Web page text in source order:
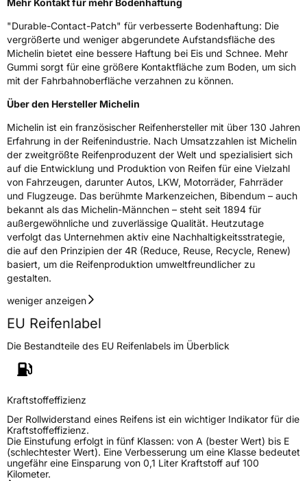
Ferrand Frankreich, contact@tc.michelin.eu
Mehr Kontakt für mehr Bodenhaftung
"Durable-Contact-Patch" für verbesserte Bodenhaftung: Die
vergrößerte und weniger abgerundete Aufstandsfläche des
Michelin bietet eine bessere Haftung bei Eis und Schnee. Mehr
Gummi sorgt für eine größere Kontaktfläche zum Boden, um sich
mit der Fahrbahnoberfläche verzahnen zu können.
Über den Hersteller Michelin
Michelin ist ein französischer Reifenhersteller mit über 130 Jahren
Erfahrung in der Reifenindustrie. Nach Umsatzzahlen ist Michelin
der zweitgrößte Reifenproduzent der Welt und spezialisiert sich
auf die Entwicklung und Produktion von Reifen für eine Vielzahl
von Fahrzeugen, darunter Autos, LKW, Motorräder, Fahrräder
und Flugzeuge. Das berühmte Markenzeichen, Bibendum – auch
bekannt als das Michelin-Männchen – steht seit 1894 für
außergewöhnliche und zuverlässige Qualität. Heutzutage
verfolgt das Unternehmen aktiv eine Nachhaltigkeitsstrategie,
die auf den Prinzipien der 4R (Reduce, Reuse, Recycle, Renew)
basiert, um die Reifenproduktion umweltfreundlicher zu
gestalten.
weniger anzeigen
EU Reifenlabel
Die Bestandteile des EU Reifenlabels im Überblick
Kraftstoffeffizienz
Der Rollwiderstand eines Reifens ist ein wichtiger Indikator für die
Kraftstoffeffizienz.
Die Einstufung erfolgt in fünf Klassen: von A (bester Wert) bis E
(schlechtester Wert). Eine Verbesserung um eine Klasse bedeutet
ungefähr eine Einsparung von 0,1 Liter Kraftstoff auf 100
Kilometer.